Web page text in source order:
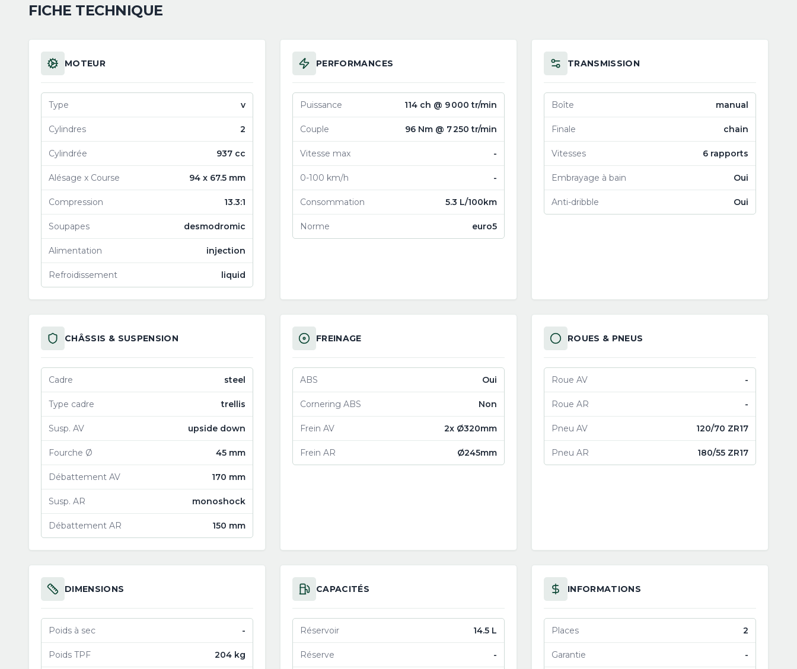
FICHE TECHNIQUE
MOTEUR
Type v
Cylindres 2
Cylindrée 937 cc
Alésage x Course 94 x 67.5 mm
Compression 13.3:1
Soupapes desmodromic
Alimentation injection
Refroidissement liquid
PERFORMANCES
Puissance 114 ch @ 9 000 tr/min
Couple 96 Nm @ 7 250 tr/min
Vitesse max -
0-100 km/h -
Consommation 5.3 L/100km
Norme euro5
TRANSMISSION
Boîte manual
Finale chain
Vitesses 6 rapports
Embrayage à bain Oui
Anti-dribble Oui
CHÂSSIS & SUSPENSION
Cadre steel
Type cadre trellis
Susp. AV upside down
Fourche Ø 45 mm
Débattement AV 170 mm
Susp. AR monoshock
Débattement AR 150 mm
FREINAGE
ABS Oui
Cornering ABS Non
Frein AV 2x Ø320mm
Frein AR Ø245mm
ROUES & PNEUS
Roue AV -
Roue AR -
Pneu AV 120/70 ZR17
Pneu AR 180/55 ZR17
DIMENSIONS
Poids à sec -
Poids TPF 204 kg
CAPACITÉS
Réservoir 14.5 L
Réserve -
INFORMATIONS
Places 2
Garantie -